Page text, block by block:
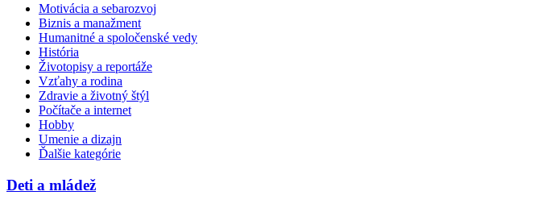
Motivácia a sebarozvoj
Biznis a manažment
Humanitné a spoločenské vedy
História
Životopisy a reportáže
Vzťahy a rodina
Zdravie a životný štýl
Počítače a internet
Hobby
Umenie a dizajn
Ďalšie kategórie
Deti a mládež